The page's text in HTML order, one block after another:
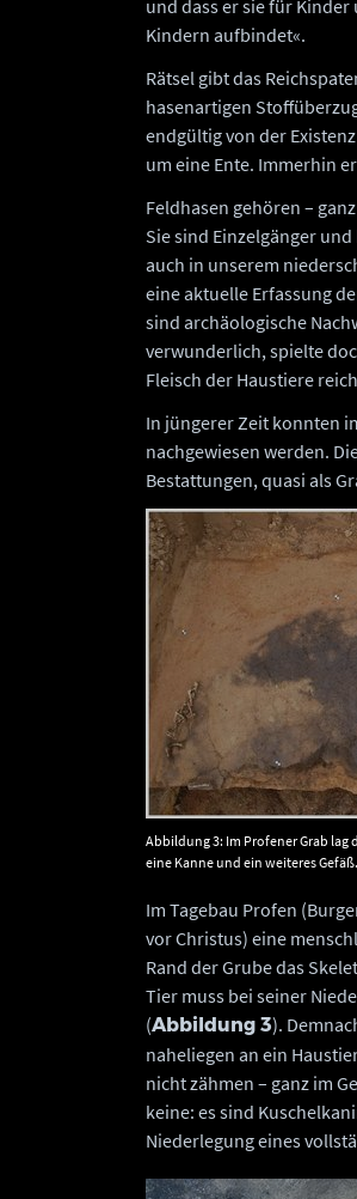
und dass er sie für Kinder
Kindern aufbindet«.
Rätsel gibt das
hasenartigen
endgültig von der
um eine Ente. Immerhin
Feldhasen gehören –
Sie sind Einzelgänger
auch in unserem
eine aktuelle Erfassung
sind archäologische
verwunderlich, spielte
Fleisch der Haustiere
In jüngerer Zeit konnten
nachgewiesen werden.
Bestattungen, quasi als
Abbildung 3: Im Profener Grab lag
eine Kanne und ein weiteres
Im Tagebau Profen
vor Christus) eine
Rand der Grube das
Tier muss bei seiner
(Abbildung 3).
naheliegen an ein
nicht zähmen – ganz im
keine: es sind
Niederlegung eines